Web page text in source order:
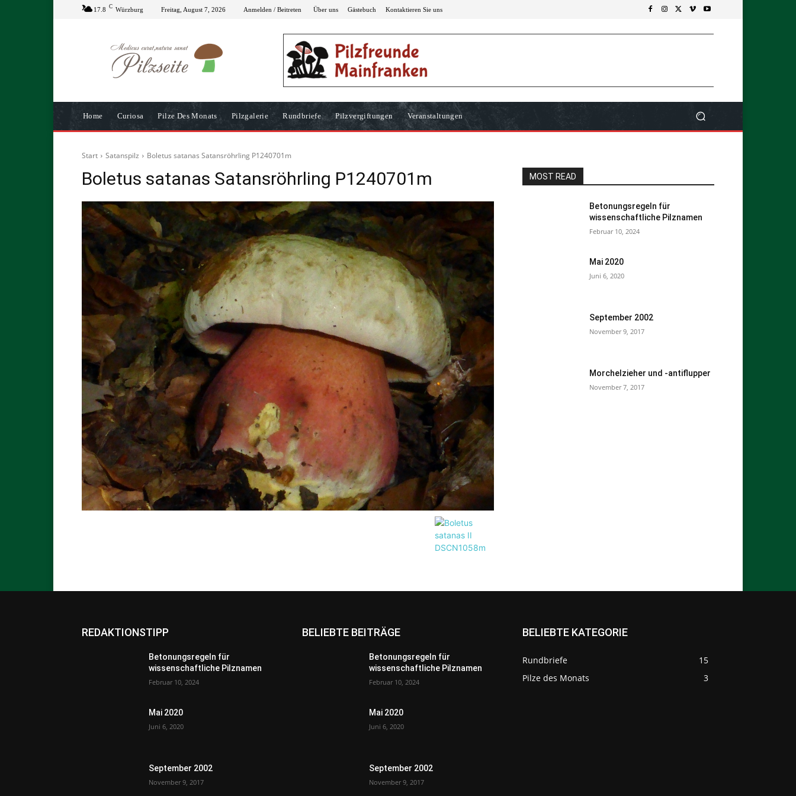
17.8 C Würzburg Freitag, August 7, 2026 Anmelden / Beitreten Über uns Gästebuch Kontaktieren Sie uns
Home Curiosa Pilze Des Monats Pilzgalerie Rundbriefe Pilzvergiftungen Veranstaltungen
Start Satanspilz Boletus satanas Satansröhrling P1240701m
Boletus satanas Satansröhrling P1240701m MOST READ
Betonungsregeln für
wissenschaftliche Pilznamen
Februar 10, 2024
Mai 2020
Juni 6, 2020
September 2002
November 9, 2017
Morchelzieher und -antiflupper
November 7, 2017
REDAKTIONSTIPP
Betonungsregeln für
wissenschaftliche Pilznamen
Februar 10, 2024
Mai 2020
Juni 6, 2020
September 2002
November 9, 2017
BELIEBTE BEITRÄGE
Betonungsregeln für
wissenschaftliche Pilznamen
Februar 10, 2024
Mai 2020
Juni 6, 2020
September 2002
November 9, 2017
BELIEBTE KATEGORIE
Rundbriefe
15
Pilze des Monats
3